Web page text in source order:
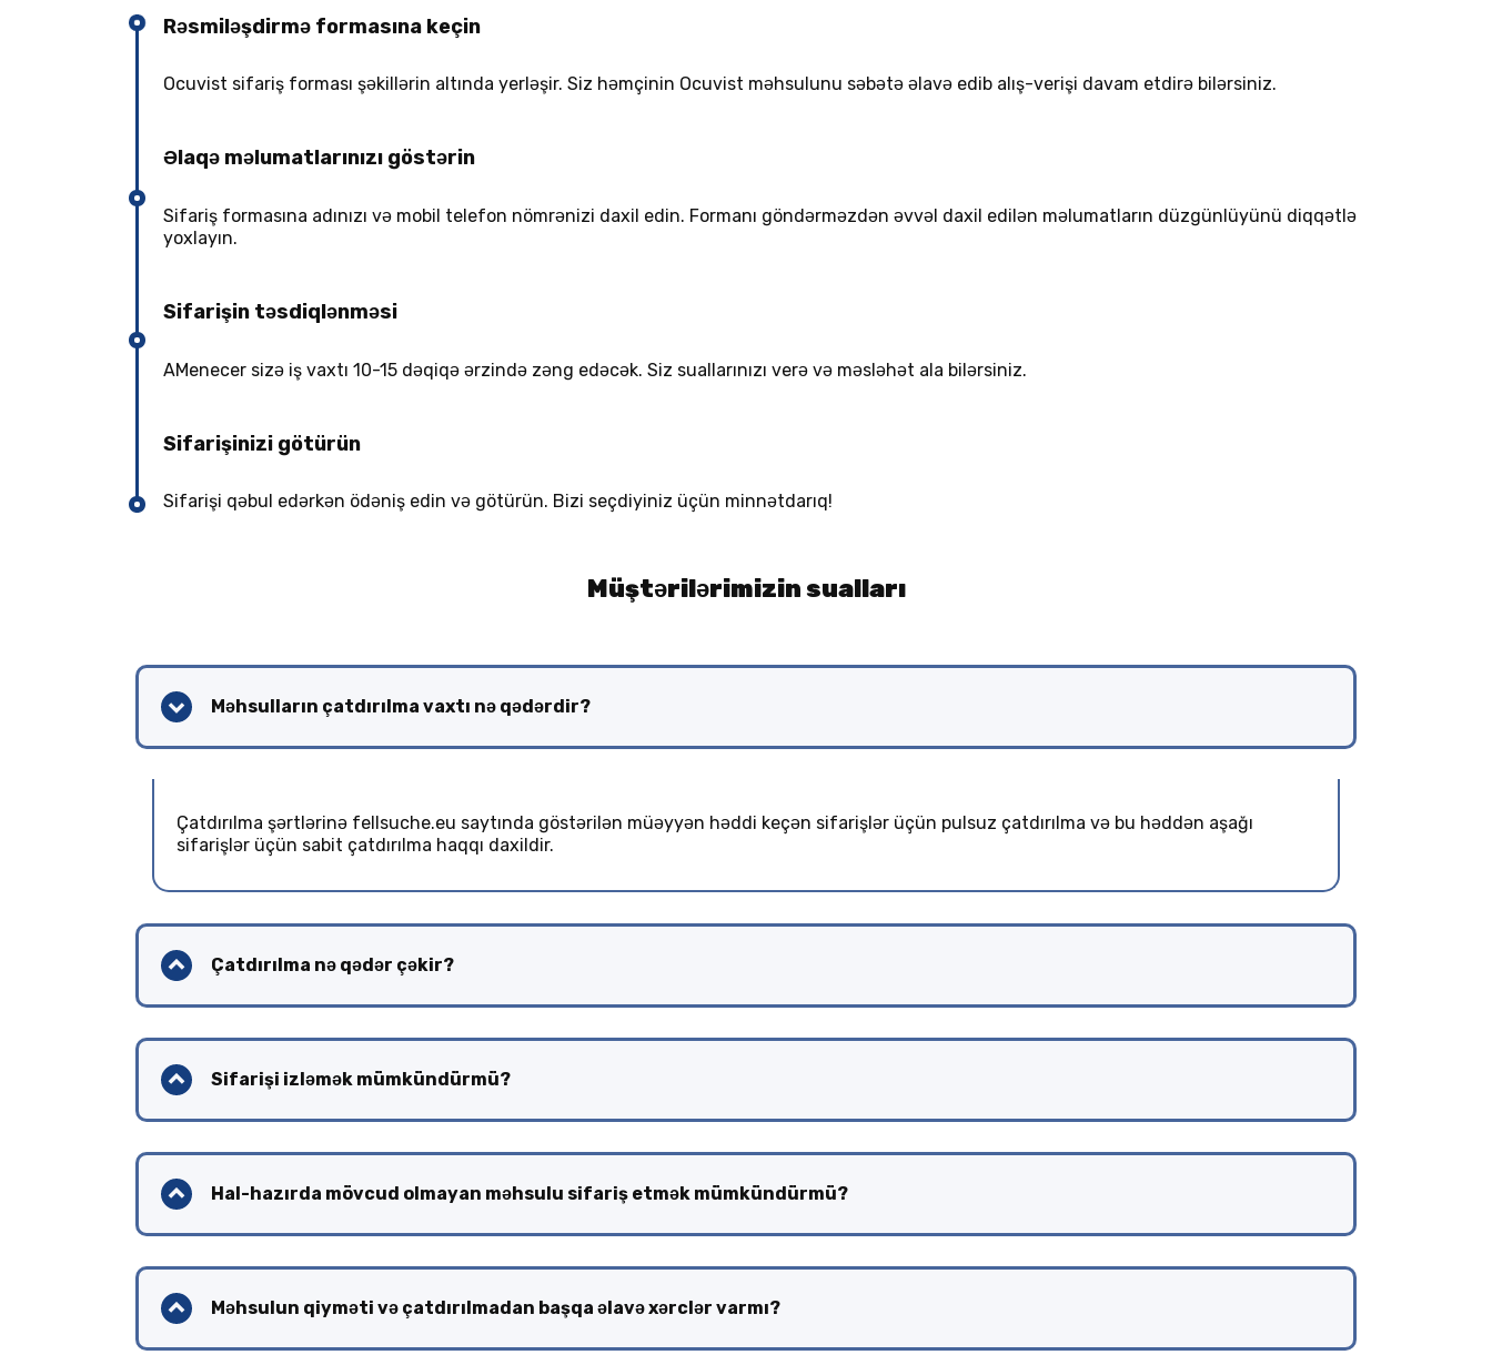
Rəsmiləşdirmə formasına keçin
Ocuvist sifariş forması şəkillərin altında yerləşir. Siz həmçinin Ocuvist məhsulunu səbətə əlavə edib alış-verişi davam etdirə bilərsiniz.
Əlaqə məlumatlarınızı göstərin
Sifariş formasına adınızı və mobil telefon nömrənizi daxil edin. Formanı göndərməzdən əvvəl daxil edilən məlumatların düzgünlüyünü diqqətlə
yoxlayın.
Sifarişin təsdiqlənməsi
AMenecer sizə iş vaxtı 10-15 dəqiqə ərzində zəng edəcək. Siz suallarınızı verə və məsləhət ala bilərsiniz.
Sifarişinizi götürün
Sifarişi qəbul edərkən ödəniş edin və götürün. Bizi seçdiyiniz üçün minnətdarıq!
Müştərilərimizin sualları
Məhsulların çatdırılma vaxtı nə qədərdir?
Çatdırılma şərtlərinə fellsuche.eu saytında göstərilən müəyyən həddi keçən sifarişlər üçün pulsuz çatdırılma və bu həddən aşağı
sifarişlər üçün sabit çatdırılma haqqı daxildir.
Çatdırılma nə qədər çəkir?
Sifarişi izləmək mümkündürmü?
Hal-hazırda mövcud olmayan məhsulu sifariş etmək mümkündürmü?
Məhsulun qiyməti və çatdırılmadan başqa əlavə xərclər varmı?